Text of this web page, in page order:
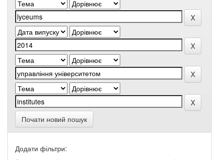
Почати новий пошук
Додати фільтри: